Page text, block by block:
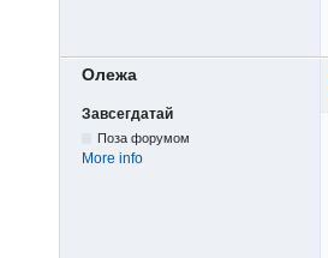
Олежа
Завсегдатай
Поза форумом
More info